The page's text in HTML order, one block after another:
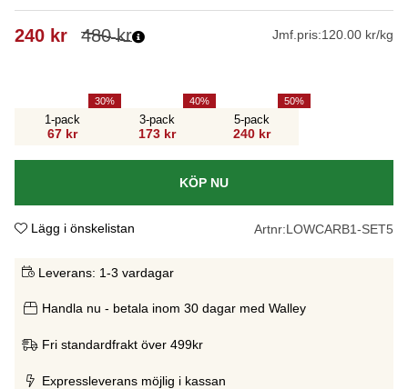
480kr
240 kr Jmf.pris:120.00 kr/kg
1-pack
67 kr
30
3-pack
173 kr
40
5-pack
240 kr
50
KÖP NU
Lägg i önskelistan Artnr:LOWCARB1-SET5
Leverans: 1-3 vardagar
Handla nu - betala inom 30 dagar med Walley
Fri standardfrakt över 499kr
Expressleverans möjlig i kassan